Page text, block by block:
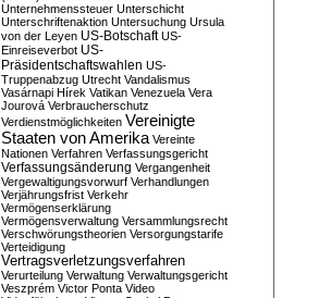
Unternehmenssteuer Unterschicht
Unterschriftenaktion Untersuchung Ursula
von der Leyen US-Botschaft US-
Einreiseverbot US-
Präsidentschaftswahlen US-
Truppenabzug Utrecht Vandalismus
Vasárnapi Hírek Vatikan Venezuela Vera
Jourová Verbraucherschutz
Verdienstmöglichkeiten Vereinigte
Staaten von Amerika Vereinte
Nationen Verfahren Verfassungsgericht
Verfassungsänderung Vergangenheit
Vergewaltigungsvorwurf Verhandlungen
Verjährungsfrist Verkehr
Vermögenserklärung
Vermögensverwaltung Versammlungsrecht
Verschwörungstheorien Versorgungstarife
Verteidigung
Vertragsverletzungsverfahren
Verurteilung Verwaltung Verwaltungsgericht
Veszprém Victor Ponta Video